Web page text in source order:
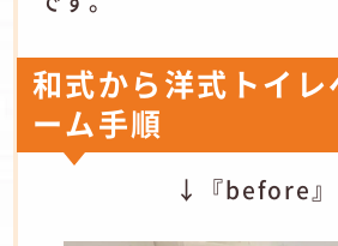
和式から洋式トイレ
ーム手順
↓『before